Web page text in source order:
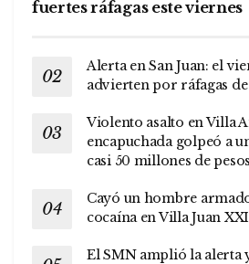
fuertes ráfagas este viernes
Alerta en San Juan: el
advierten por ráfagas
Violento asalto en Villa
encapuchada golpeó a
casi 50 millones de pesos
Cayó un hombre
cocaína en Villa Juan
El SMN amplió la alerta